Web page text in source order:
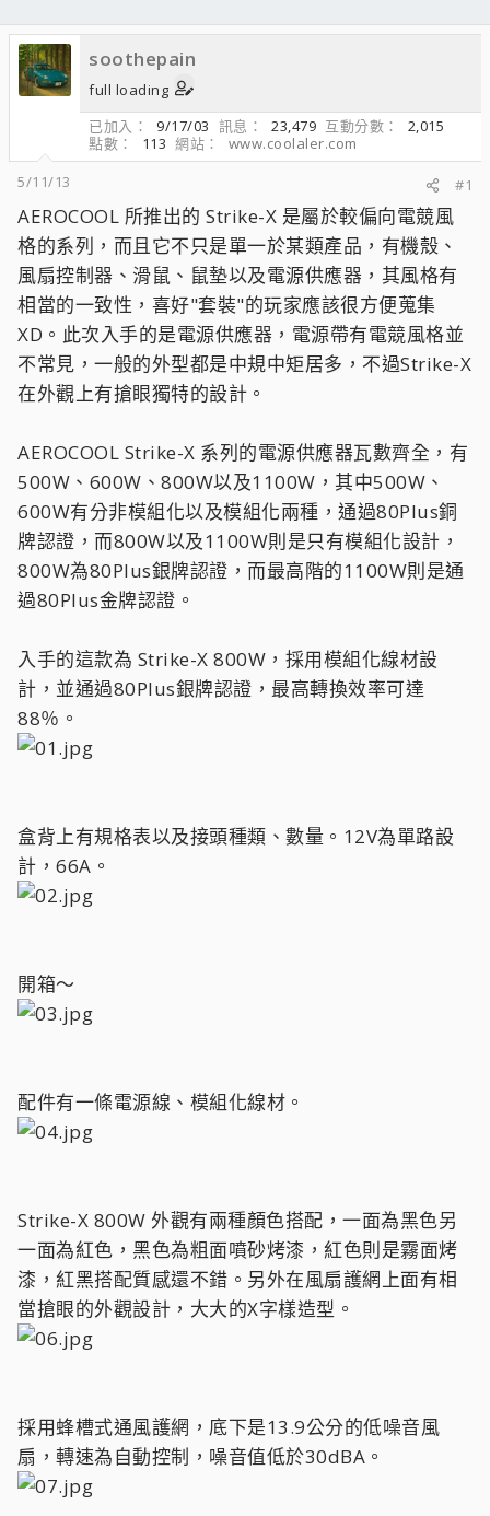
soothepain
full loading
已加入
9/17/03 訊息 23,479 互動分數
2,015
點數
113 網站
www.coolaler.com
5/11/13
#1
AEROCOOL 所推出的 Strike-X 是屬於較偏向電競風
格的系列，而且它不只是單一於某類產品，有機殼、
風扇控制器、滑鼠、鼠墊以及電源供應器，其風格有
相當的一致性，喜好"套裝"的玩家應該很方便蒐集
XD。此次入手的是電源供應器，電源帶有電競風格並
不常見，一般的外型都是中規中矩居多，不過Strike-X
在外觀上有搶眼獨特的設計。
AEROCOOL Strike-X 系列的電源供應器瓦數齊全，有
500W、600W、800W以及1100W，其中500W、
600W有分非模組化以及模組化兩種，通過80Plus銅
牌認證，而800W以及1100W則是只有模組化設計，
800W為80Plus銀牌認證，而最高階的1100W則是通
過80Plus金牌認證。
入手的這款為 Strike-X 800W，採用模組化線材設
計，並通過80Plus銀牌認證，最高轉換效率可達
88％。
盒背上有規格表以及接頭種類、數量。12V為單路設
計，66A。
開箱～
配件有一條電源線、模組化線材。
Strike-X 800W 外觀有兩種顏色搭配，一面為黑色另
一面為紅色，黑色為粗面噴砂烤漆，紅色則是霧面烤
漆，紅黑搭配質感還不錯。另外在風扇護網上面有相
當搶眼的外觀設計，大大的X字樣造型。
採用蜂槽式通風護網，底下是13.9公分的低噪音風
扇，轉速為自動控制，噪音值低於30dBA。